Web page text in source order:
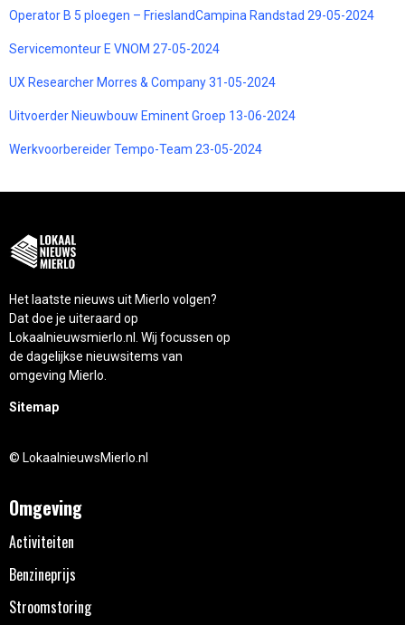
Operator B 5 ploegen – FrieslandCampina Randstad 29-05-2024
Servicemonteur E VNOM 27-05-2024
UX Researcher Morres & Company 31-05-2024
Uitvoerder Nieuwbouw Eminent Groep 13-06-2024
Werkvoorbereider Tempo-Team 23-05-2024
Het laatste nieuws uit Mierlo volgen?
Dat doe je uiteraard op
Lokaalnieuwsmierlo.nl. Wij focussen op
de dagelijkse nieuwsitems van
omgeving Mierlo.
Sitemap
© LokaalnieuwsMierlo.nl
Omgeving
Activiteiten
Benzineprijs
Stroomstoring